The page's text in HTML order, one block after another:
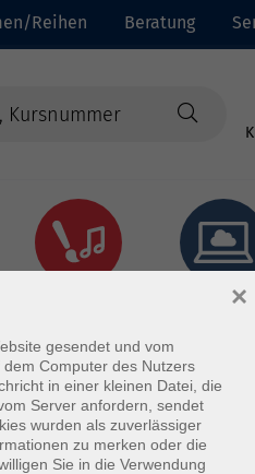
Reihen Beratung
Online-Kurse
gesendet und vom
Computer des Nutzers
in einer kleinen Datei, die
Server anfordern, sendet
wurden als zuverlässiger
zu merken oder die
Sie in die Verwendung
×